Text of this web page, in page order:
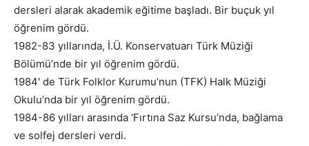
dersleri alarak akademik eğitime başladı. Bir buçuk yıl
öğrenim gördü.
1982-83 yıllarında, İ.Ü. Konservatuarı Türk Müziği
Bölümü’nde bir yıl öğrenim gördü.
1984′ de Türk Folklor Kurumu’nun (TFK) Halk Müziği
Okulu’nda bir yıl öğrenim gördü.
1984-86 yılları arasında ‘Fırtına Saz Kursu’nda, bağlama
ve solfej dersleri verdi.